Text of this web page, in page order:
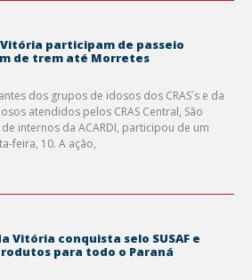
participam de passeio
de trem até Morretes
dos grupos de idosos dos CRAS´s e da
atendidos pelos CRAS Central, São
internos da ACARDI, participou de um
feira, 10. A ação,
Vitória conquista selo SUSAF e
para todo o Paraná